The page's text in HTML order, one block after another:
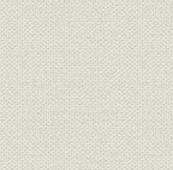
技術;設備
製品;国際比較